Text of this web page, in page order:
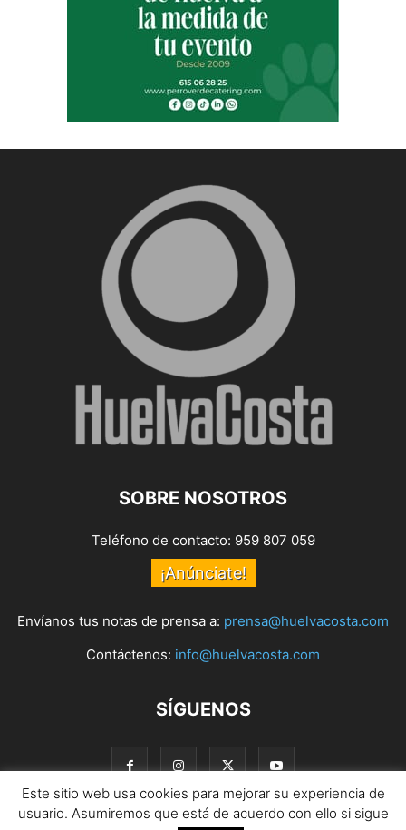
SOBRE NOSOTROS
Teléfono de contacto: 959 807 059
¡Anúnciate!
Envíanos tus notas de prensa a: prensa@huelvacosta.com
Contáctenos: info@huelvacosta.com
SÍGUENOS
Este sitio web usa cookies para mejorar su experiencia de
usuario. Asumiremos que está de acuerdo con ello si sigue